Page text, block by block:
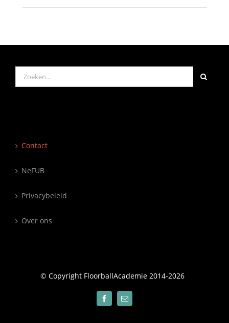
Zoeken
naar:
Contact
NeFUB
Privacybeleid
Over ons
© Copyright FloorballAcademie 2014-2026
Facebook
E-
mail